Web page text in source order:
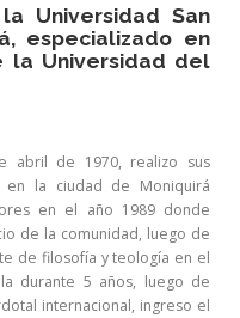
Universidad San
especializado en
la Universidad del
abril de 1970, realizo sus
la ciudad de Moniquirá
en el año 1989 donde
de la comunidad, luego de
de filosofía y teología en el
durante 5 años, luego de
internacional, ingreso el